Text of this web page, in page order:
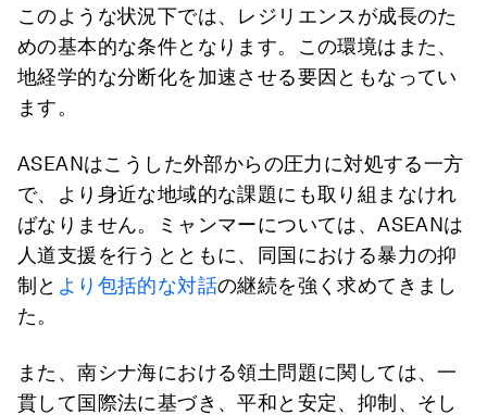
このような状況下では、レジリエンスが成長のた
めの基本的な条件となります。この環境はまた、
地経学的な分断化を加速させる要因ともなってい
ます。
ASEANはこうした外部からの圧力に対処する一方
で、より身近な地域的な課題にも取り組まなけれ
ばなりません。ミャンマーについては、ASEANは
人道支援を行うとともに、同国における暴力の抑
制と より包括的な対話の継続を強く求めてきまし
た。
また、南シナ海における領土問題に関しては、一
貫して国際法に基づき、平和と安定、抑制、そし